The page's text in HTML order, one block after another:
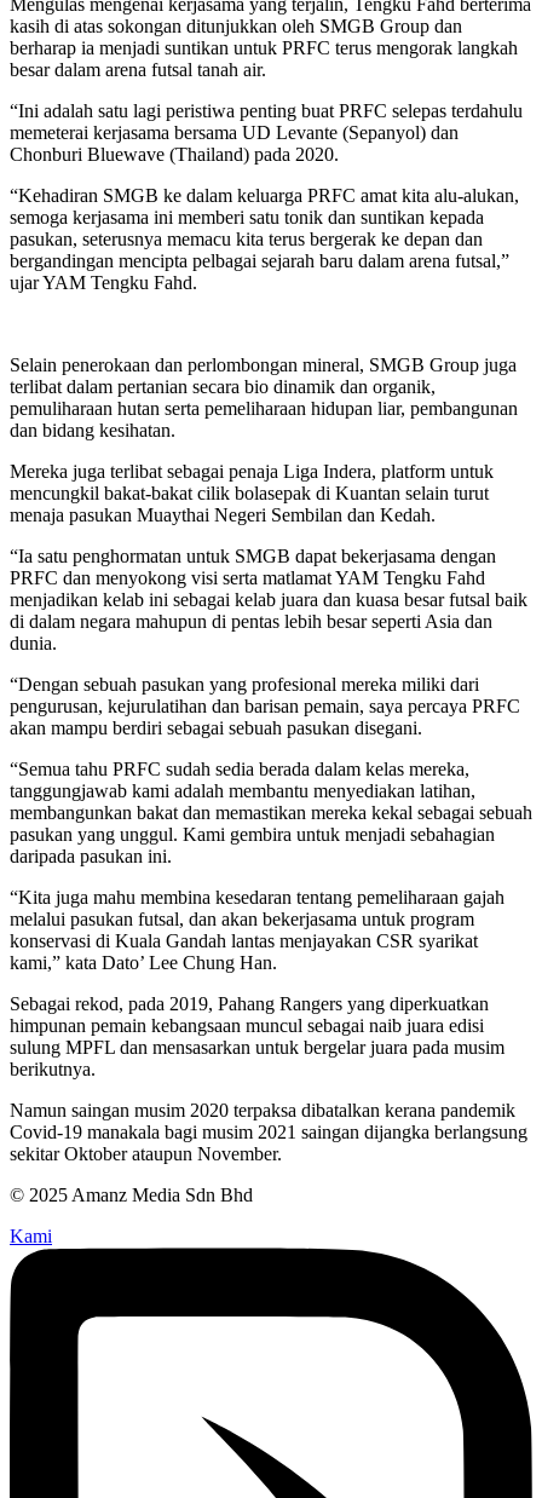
Mengulas mengenai kerjasama yang terjalin, Tengku Fahd berterima
kasih di atas sokongan ditunjukkan oleh SMGB Group dan
berharap ia menjadi suntikan untuk PRFC terus mengorak langkah
besar dalam arena futsal tanah air.
“Ini adalah satu lagi peristiwa penting buat PRFC selepas terdahulu
memeterai kerjasama bersama UD Levante (Sepanyol) dan
Chonburi Bluewave (Thailand) pada 2020.
“Kehadiran SMGB ke dalam keluarga PRFC amat kita alu-alukan,
semoga kerjasama ini memberi satu tonik dan suntikan kepada
pasukan, seterusnya memacu kita terus bergerak ke depan dan
bergandingan mencipta pelbagai sejarah baru dalam arena futsal,”
ujar YAM Tengku Fahd.
Selain penerokaan dan perlombongan mineral, SMGB Group juga
terlibat dalam pertanian secara bio dinamik dan organik,
pemuliharaan hutan serta pemeliharaan hidupan liar, pembangunan
dan bidang kesihatan.
Mereka juga terlibat sebagai penaja Liga Indera, platform untuk
mencungkil bakat-bakat cilik bolasepak di Kuantan selain turut
menaja pasukan Muaythai Negeri Sembilan dan Kedah.
“Ia satu penghormatan untuk SMGB dapat bekerjasama dengan
PRFC dan menyokong visi serta matlamat YAM Tengku Fahd
menjadikan kelab ini sebagai kelab juara dan kuasa besar futsal baik
di dalam negara mahupun di pentas lebih besar seperti Asia dan
dunia.
“Dengan sebuah pasukan yang profesional mereka miliki dari
pengurusan, kejurulatihan dan barisan pemain, saya percaya PRFC
akan mampu berdiri sebagai sebuah pasukan disegani.
“Semua tahu PRFC sudah sedia berada dalam kelas mereka,
tanggungjawab kami adalah membantu menyediakan latihan,
membangunkan bakat dan memastikan mereka kekal sebagai sebuah
pasukan yang unggul. Kami gembira untuk menjadi sebahagian
daripada pasukan ini.
“Kita juga mahu membina kesedaran tentang pemeliharaan gajah
melalui pasukan futsal, dan akan bekerjasama untuk program
konservasi di Kuala Gandah lantas menjayakan CSR syarikat
kami,” kata Dato’ Lee Chung Han.
Sebagai rekod, pada 2019, Pahang Rangers yang diperkuatkan
himpunan pemain kebangsaan muncul sebagai naib juara edisi
sulung MPFL dan mensasarkan untuk bergelar juara pada musim
berikutnya.
Namun saingan musim 2020 terpaksa dibatalkan kerana pandemik
Covid-19 manakala bagi musim 2021 saingan dijangka berlangsung
sekitar Oktober ataupun November.
© 2025 Amanz Media Sdn Bhd
Kami